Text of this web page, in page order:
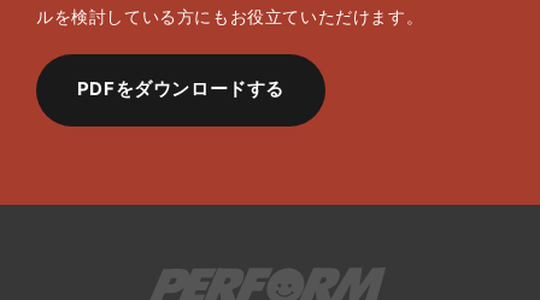
ルを検討している方にもお役立ていただけます。
PDFをダウンロードする